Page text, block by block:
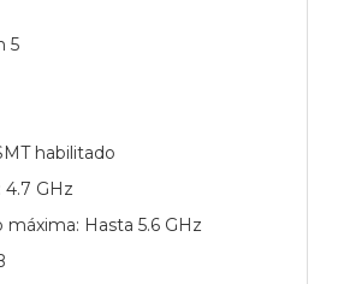
5
habilitado
4.7 GHz
Hasta 5.6 GHz